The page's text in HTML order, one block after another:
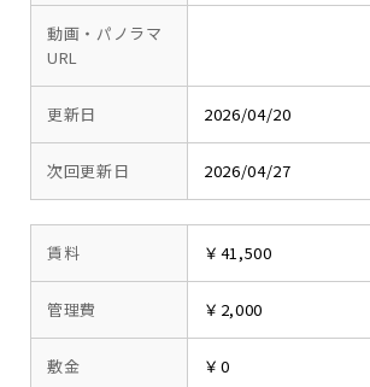
動画・パノラマ
URL
更新日 2026/04/20
次回更新日 2026/04/27
賃料 ￥41,500
管理費 ￥2,000
敷金 ￥0